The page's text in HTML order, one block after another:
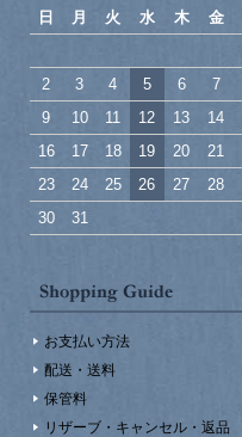
日
月 火 水 木 金
2
3 4 5 6 7
9
10 11 12 13 14
16
17 18 19 20 21
23
24 25 26 27 28
30
31
お支払い方法
配送・送料
保管料
リザーブ・キャンセル・返品